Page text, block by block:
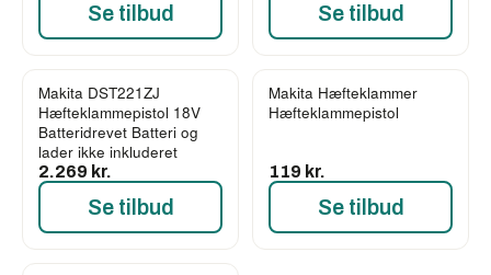
Se tilbud Se tilbud
Makita DST221ZJ
Hæfteklammepistol 18V
Batteridrevet Batteri og
lader ikke inkluderet
2.269 kr.
Se tilbud
Makita Hæfteklammer
Hæfteklammepistol
119 kr.
Se tilbud